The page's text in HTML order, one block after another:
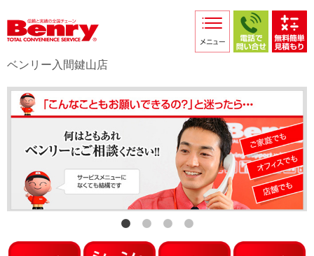
採用情報
店舗からのお知らせ
店舗日記
スタッフ紹介
プライバシーポリシー
本部スマホサイト
ベンリー入間鍵山店